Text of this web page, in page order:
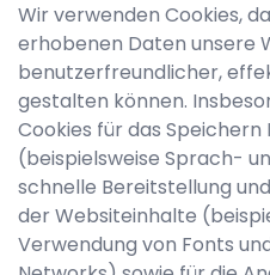
Wir verwenden Cookies,
erhobenen Daten unsere
benutzerfreundlicher,
gestalten können.
Cookies für das
(beispielsweise Sprach-
schnelle Bereitstellung
der Websiteinhalte
Verwendung von Fonts